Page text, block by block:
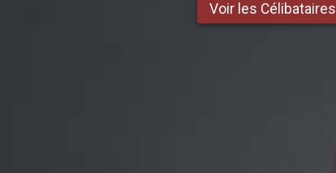
Voir les Célibataires